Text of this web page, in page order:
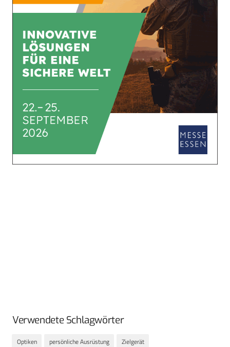
Verwendete Schlagwörter
Optiken persönliche Ausrüstung Zielgerät